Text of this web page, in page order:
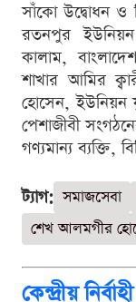
সাঁকো উদ্বোধন ও
রতনপুর
কালাম,
শাখার আমির
হোসেন, ইউনিয়ন
পেশাজীবী
গণ্যমান্য ব্যক্তি,
ট্যাগ: সমাজসেবা
শেখ আলমগীর
কেন্দ্রীয়